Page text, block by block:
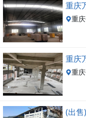
重庆
重
重庆
重
(出